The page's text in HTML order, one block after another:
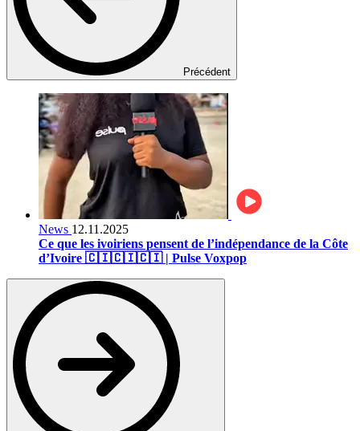
Précédent
News 12.11.2025
Ce que les ivoiriens pensent de l’indépendance de la Côte
d’Ivoire 🇨🇮🇨🇮🇨🇮 | Pulse Voxpop